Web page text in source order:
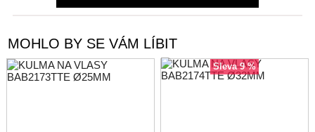
MOHLO BY SE VÁM LÍBIT
sleva 9 %